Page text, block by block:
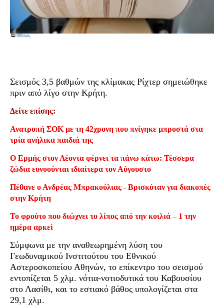
Σεισμός 3,5 βαθμών της κλίμακας Ρίχτερ σημειώθηκε
πριν από λίγο στην Κρήτη.
Δείτε επίσης:
Ανατροπή ΣΟΚ με τη 42χρονη που πνίγηκε μπροστά στα
τρία ανήλικα παιδιά της
Ο Ερμής στον Λέοντα φέρνει τα πάνω κάτω: Τέσσερα
ζώδια ευνοούνται ιδιαίτερα τον Αύγουστο
Πέθανε ο Ανδρέας Μπρακούλιας - Βρισκόταν για διακοπές
στην Κρήτη
Το φρούτο που διώχνει το λίπος από την κοιλιά – 1 την
ημέρα αρκεί
Σύμφωνα με την αναθεωρημένη λύση του
Γεωδυναμικού Ινστιτούτου του Εθνικού
Αστεροσκοπείου Αθηνών, το επίκεντρο του σεισμού
εντοπίζεται 5 χλμ. νότια-νοτιοδυτικά του Καβουσίου
στο Λασίθι, και το εστιακό βάθος υπολογίζεται στα
29,1 χλμ.